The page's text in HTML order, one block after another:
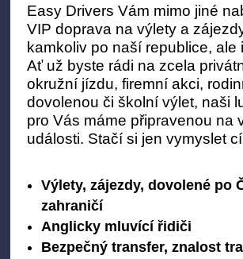
Easy Drivers Vám mimo jiné
VIP doprava na výlety a
kamkoliv po naší republice, ale
Ať už byste rádi na zcela
okružní jízdu, firemní akci,
dovolenou či školní výlet, naši
pro Vás máme připravenou na
události. Stačí si jen vymyslet
Výlety, zájezdy, dovolené po
zahraničí
Anglicky mluvící řidiči
Bezpečný transfer, znalost